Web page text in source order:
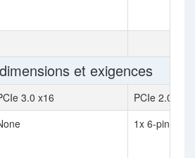
et exigences
3.0 x16
PCIe 2.0 x16
1x 6-pin